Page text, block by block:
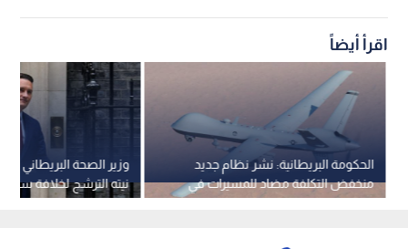
اقرأ أيضاً
وزير الصحة البريطاني
نيته الترشح لخلافة
الحكومة البريطانية: نشر نظام جديد
منخفض التكلفة مضاد للمسيرات في
الشرق الأوسط